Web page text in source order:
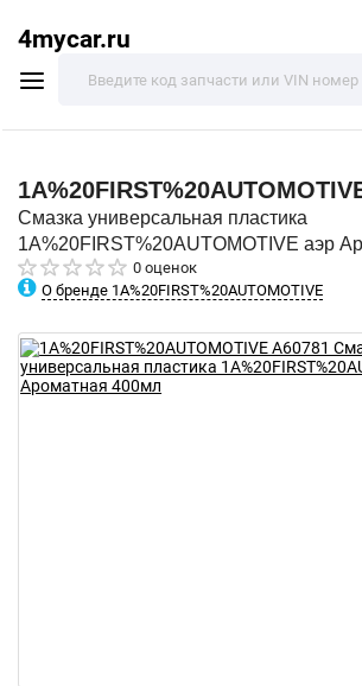
4mycar.ru
Смазка универсальная пластика
1A%20FIRST%20AUTOMOTIVE аэр
0 оценок
О бренде 1A%20FIRST%20AUTOMOTIVE